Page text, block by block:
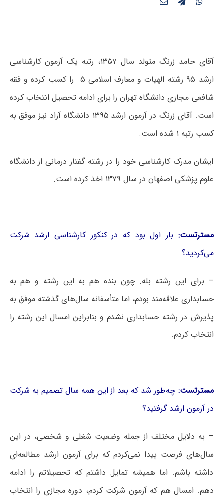
آقای حامد زرنگ متولد سال ۱۳۵۷، رتبه یک آزمون کارشناسی
ارشد ۹۵ رشته الهیات و معارف اسلامی ۵ را کسب کرده و فقه
شافعی مجازی دانشگاه تهران را برای ادامه تحصیل انتخاب کرده
است. آقای زرنگ در آزمون ارشد ۱۳۹۵ دانشگاه آزاد نیز موفق به
کسب رتبه ۱ شده است.
ایشان مدرک کارشناسی خود را در رشته گفتار درمانی از دانشگاه
علوم پزشکی اصفهان در سال ۱۳۷۹ اخذ کرده است.
مسترتست: بار اول بود که در کنکور کارشناسی ارشد شرکت
می‌کردید؟
– برای این رشته بله. چون بنده هم به این رشته و هم به
حسابداری علاقه‌مند بودم، اما متأسفانه سال‌های گذشته موفق به
پذیرش در رشته حسابداری نشدم و بنابراین امسال این رشته را
انتخاب کردم.
مسترتست: چه‌طور شد که بعد از این همه سال تصمیم به شرکت
در آزمون ارشد گرفتید؟
– به دلایل مختلف از جمله وضعیت شغلی و شخصی، در این
سال‌های فرصت پیدا نمی‌کردم که برای آزمون ارشد مطالعه‌ای
داشته باشم. اما همیشه تمایل داشتم که تحصیلاتم را ادامه
دهم. امسال هم که آزمون شرکت کردم، دوره مجازی را انتخاب